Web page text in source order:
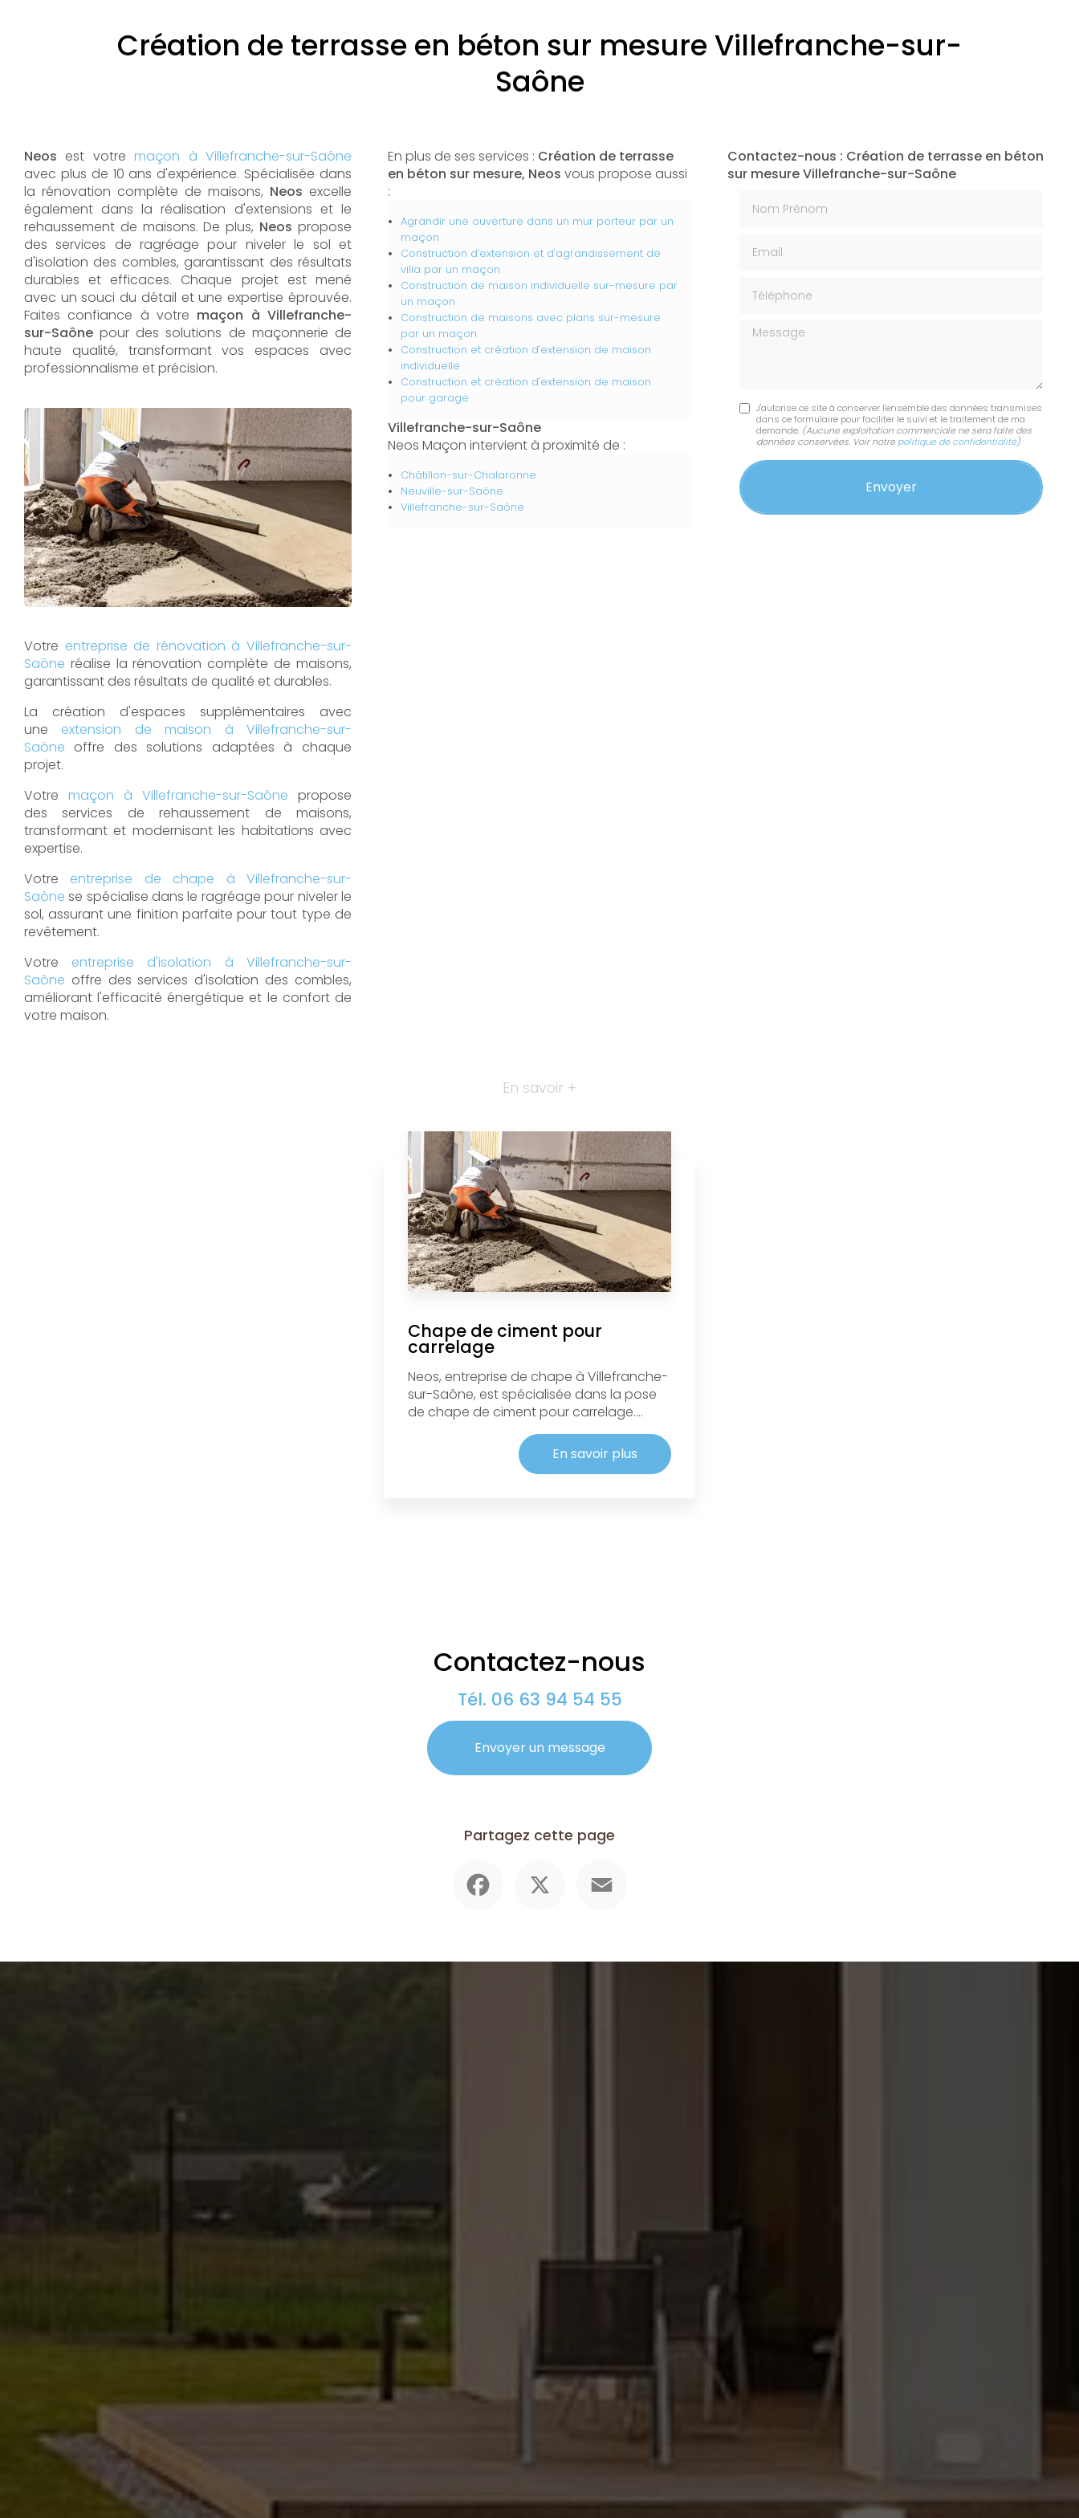
Création de terrasse en béton sur mesure Villefranche-sur-
Saône
Neos est votremaçon à Villefranche-sur-Saône
avec plus de 10 ans d'expérience. Spécialisée dans
la rénovation complète de maisons, Neos excelle
également dans la réalisation d'extensions et le
rehaussement de maisons. De plus, Neos propose
des services de ragréage pour niveler le sol et
d'isolation des combles, garantissant des résultats
durables et efficaces. Chaque projet est mené
avec un souci du détail et une expertise éprouvée.
Faites confiance à votre maçon à Villefranche-
sur-Saône pour des solutions de maçonnerie de
haute qualité, transformant vos espaces avec
professionnalisme et précision.
Votre entreprise de rénovation à Villefranche-sur-
Saône réalise la rénovation complète de maisons,
garantissant des résultats de qualité et durables.
La création d'espaces supplémentaires avec
une extension de maison à Villefranche-sur-
Saône offre des solutions adaptées à chaque
projet.
Votre maçon à Villefranche-sur-Saône propose
des services de rehaussement de maisons,
transformant et modernisant les habitations avec
expertise.
Votre entreprise de chape à Villefranche-sur-
Saône se spécialise dans le ragréage pour niveler le
sol, assurant une finition parfaite pour tout type de
revêtement.
Votre entreprise d'isolation à Villefranche-sur-
Saône offre des services d'isolation des combles,
améliorant l'efficacité énergétique et le confort de
votre maison.
En plus de ses services : Création de terrasse
en béton sur mesure, Neos vous propose aussi
:
Agrandir une ouverture dans un mur porteur par un
maçon
Construction d'extension et d'agrandissement de
villa par un maçon
Construction de maison individuelle sur-mesure par
un maçon
Construction de maisons avec plans sur-mesure
par un maçon
Construction et création d'extension de maison
individuelle
Construction et création d'extension de maison
pour garage
Villefranche-sur-Saône
Neos Maçon intervient à proximité de :
Châtillon-sur-Chalaronne
Neuville-sur-Saône
Villefranche-sur-Saône
Contactez-nous : Création de terrasse en béton
sur mesure Villefranche-sur-Saône
Message
J'autorise ce site à conserver l'ensemble des données transmises
dans ce formulaire pour faciliter le suivi et le traitement de ma
demande. (Aucune exploitation commerciale ne sera faite des
données conservées. Voir notre politique de confidentialité)
En savoir +
Chape de ciment pour
carrelage
Neos, entreprise de chape à Villefranche-
sur-Saône, est spécialisée dans la pose
de chape de ciment pour carrelage....
En savoir plus
Contactez-nous
Tél. 06 63 94 54 55
Envoyer un message
Partagez cette page